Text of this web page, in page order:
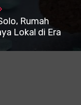
Rumah
Lokal di Era